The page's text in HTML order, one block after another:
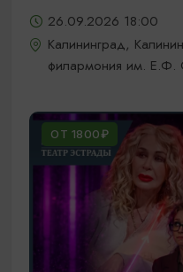
26.09.2026 18:00
Калининград,
филармония им. Е.Ф.
ОТ 1800₽